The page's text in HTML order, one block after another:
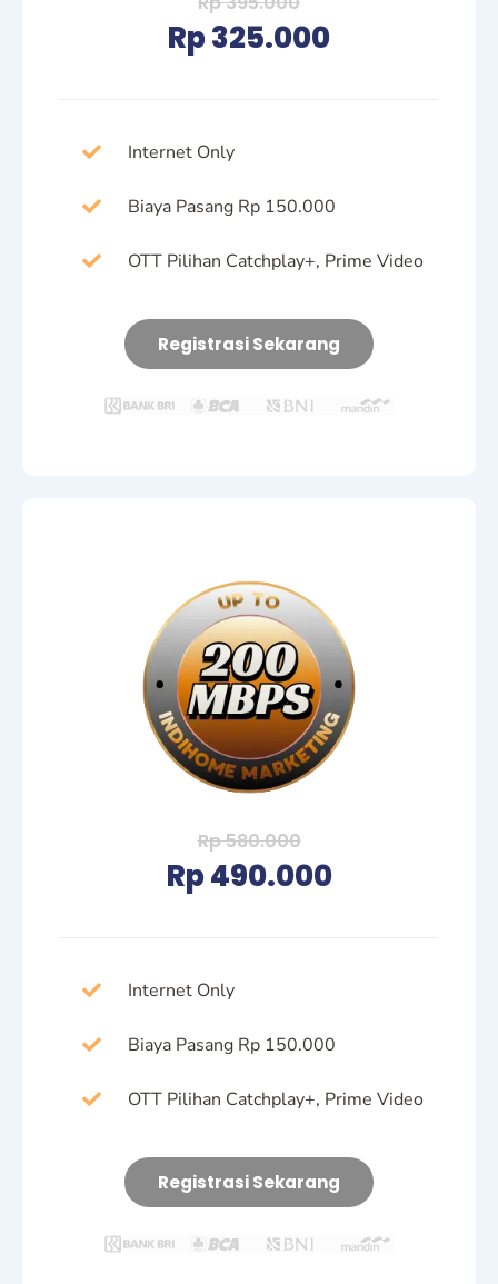
Rp 325.000
Internet Only
Biaya Pasang Rp 150.000
OTT Pilihan Catchplay+, Prime Video
Registrasi Sekarang
Rp 580.000
Rp 490.000
Internet Only
Biaya Pasang Rp 150.000
OTT Pilihan Catchplay+, Prime Video
Registrasi Sekarang